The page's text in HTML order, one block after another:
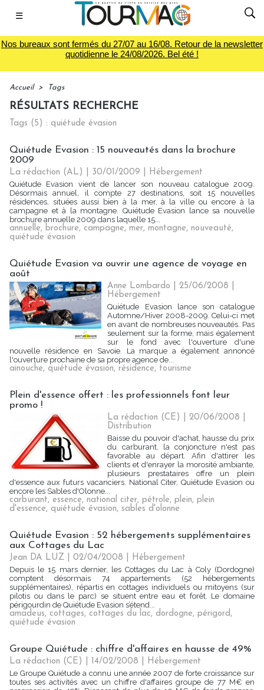
☰
Nos bureaux sont fermés du 27/07 au 16/08. Retour de la newsletter
quotidienne le 24/08/2026. Bel été !
Accueil > Tags
RÉSULTATS RECHERCHE
Tags (5) : quiétude évasion
Quiétude Evasion : 15 nouveautés dans la brochure
2009
La rédaction (AL) | 30/01/2009
Hébergement
Quiétude Evasion vient de lancer son nouveau catalogue 2009.
Désormais annuel, il compte 27 destinations, soit 15 nouvelles
résidences, situées aussi bien à la mer, à la ville ou encore à la
campagne et à la montagne. Quiétude Evasion lance sa nouvelle
brochure annuelle 2009 dans laquelle 15...
annuelle, brochure, campagne, mer, montagne, nouveauté,
quiétude évasion
Quiétude Evasion va ouvrir une agence de voyage en
août
Anne Lombardo | 25/06/2008
Hébergement
Quiétude Evasion lance son catalogue
Automne/Hiver 2008-2009. Celui-ci met
en avant de nombreuses nouveautés. Pas
seulement sur la forme, mais également
sur le fond avec l'ouverture d'une
nouvelle résidence en Savoie. La marque a également annoncé
l'ouverture prochaine de sa propre agence de...
ainouche, quiétude évasion, résidence, tourisme
Plein d'essence offert : les professionnels font leur
promo !
La rédaction (CE) | 20/06/2008
Distribution
Baisse du pouvoir d'achat, hausse du prix
du carburant, la conjoncture n'est pas
favorable au départ. Afin d'attirer les
clients et d'enrayer la morosité ambiante,
plusieurs prestataires offre un plein
d'essence aux futurs vacanciers. National Citer, Quiétude Evasion ou
encore les Sables d'Olonne...
carburant, essence, national citer, pétrole, plein, plein
d'essence, quiétude évasion, sables d'olonne
Quiétude Evasion : 52 hébergements supplémentaires
aux Cottages du Lac
Jean DA LUZ | 02/04/2008
Hébergement
Depuis le 15 mars dernier, les Cottages du Lac à Coly (Dordogne)
comptent désormais 74 appartements (52 hébergements
supplémentaires), répartis en cottages individuels ou mitoyens (sur
pilotis ou dans le parc) se situent entre eau et forêt. Le domaine
périgourdin de Quiétude Evasion s’étend...
amadeus, cottages, cottages du lac, dordogne, périgord,
quiétude évasion
Groupe Quiétude : chiffre d'affaires en hausse de 49%
La rédaction (CE) | 14/02/2008
Hébergement
Le Groupe Quiétude a connu une année 2007 de forte croissance sur
toutes ses activités avec un chiffre d'affaires groupe de 77 M€ en